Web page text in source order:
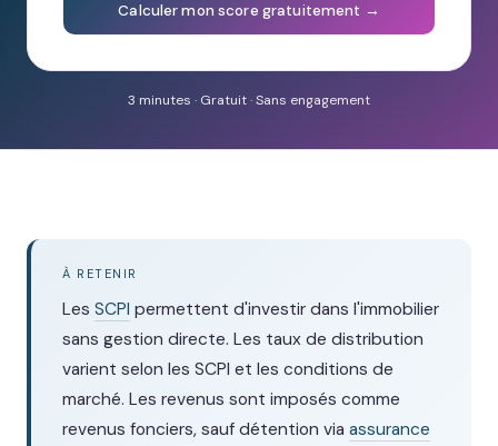
Calculer mon score gratuitement →
3 minutes · Gratuit · Sans engagement
À RETENIR
Les SCPI permettent d'investir dans l'immobilier
sans gestion directe. Les taux de distribution
varient selon les SCPI et les conditions de
marché. Les revenus sont imposés comme
revenus fonciers, sauf détention via assurance